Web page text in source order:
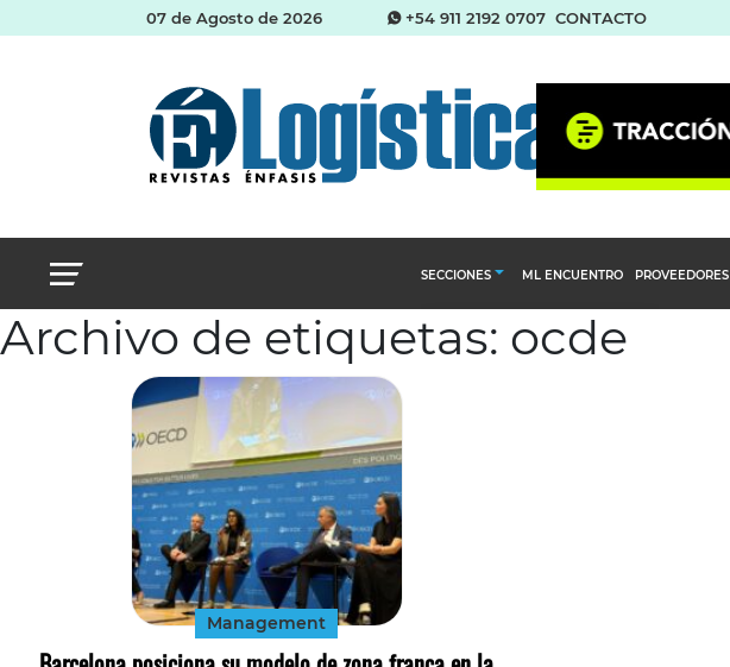
07 de Agosto de 2026 +54 911 2192 0707 CONTACTO
SECCIONES
Abastecimiento y compras
ML ENCUENTRO PROVEEDORES
Archivo de etiquetas: ocde
Management